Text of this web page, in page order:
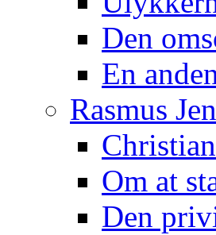
Den
En
Rasmus
Om at
Den